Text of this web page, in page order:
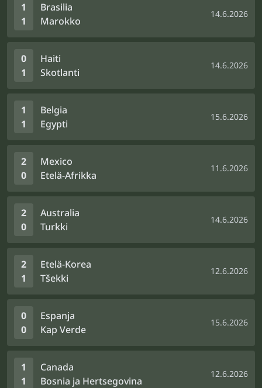
1
1
Brasilia
Marokko
14.6.2026
0
1
Haiti
Skotlanti
14.6.2026
1
1
Belgia
Egypti
15.6.2026
2
0
Mexico
Etelä-Afrikka
11.6.2026
2
0
Australia
Turkki
14.6.2026
2
1
Etelä-Korea
Tšekki
12.6.2026
0
0
Espanja
Kap Verde
15.6.2026
1
1
Canada
Bosnia ja Hertsegovina
12.6.2026